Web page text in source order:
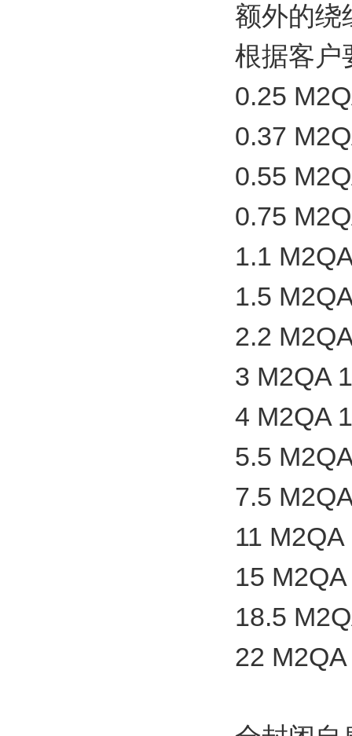
额外的绕
根据客户
0.25
0.37
0.55
0.75
1.1
1.5
2.2
3 M2QA
4 M2QA
5.5
7.5
11
15
18.5
22